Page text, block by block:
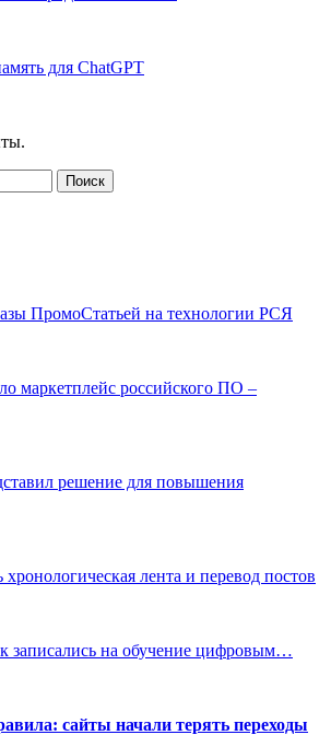
для ChatGPT
ПромоСтатьей на технологии РСЯ
маркетплейс российского ПО –
решение для повышения
лента и перевод постов
записались на обучение цифровым…
сайты начали терять переходы